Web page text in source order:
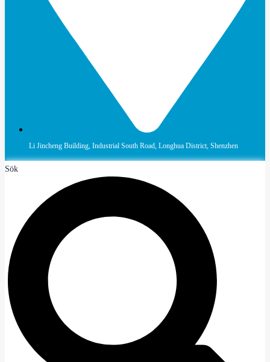
Li Jincheng Building, Industrial South Road, Longhua District, Shenzhen
Sök